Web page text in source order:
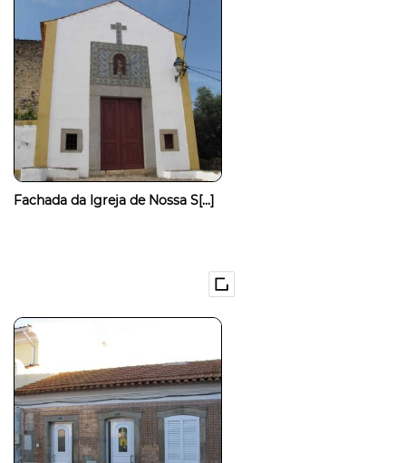
Fachada da Igreja de Nossa S[...]